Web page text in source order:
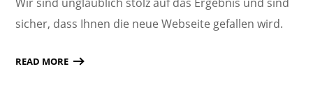
sicher, dass Ihnen die neue Webseite gefallen wird.
READ MORE